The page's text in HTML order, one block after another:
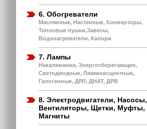
6. Обогреватели
Маслянные, Настенные, Конверторы,
Тепловые пушки,Завесы,
Водонагреватели, Калори
7. Лампы
Накаливания, Энергосберегающие,
Светодиодные, Люминисцентные,
Галогенные, ДРЛ, ДНАТ, ДРВ
8. Электродвигатели, Насосы,
Вентиляторы, Щетки, Муфты,
Магниты